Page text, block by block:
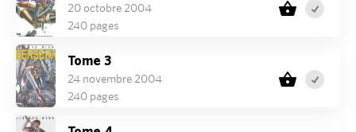
20 octobre 2004
240 pages
Tome 3
24 novembre 2004
240 pages